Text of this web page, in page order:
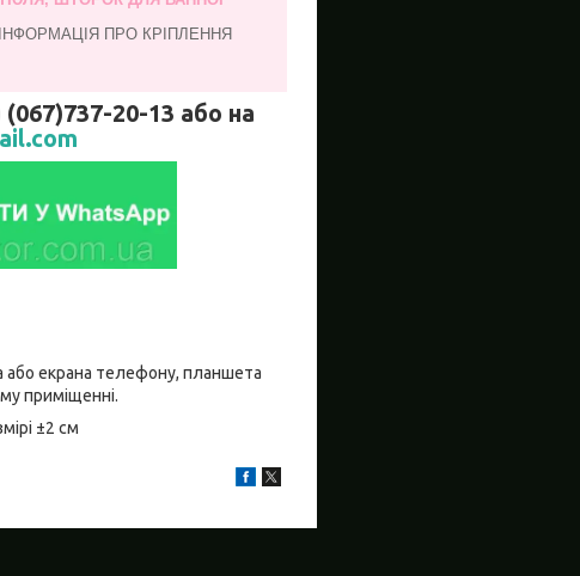
ІНФОРМАЦІЯ ПРО КРІПЛЕННЯ
20-13 або на
або екрана телефону, планшета
приміщенні.
±2 см